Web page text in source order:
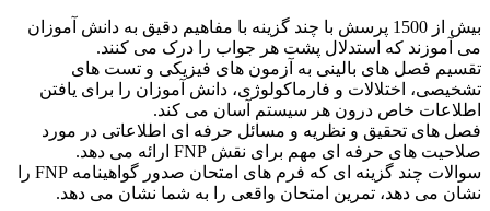
بیش از 1500 پرسش با چند گزینه با مفاهیم دقیق به دانش آموزان
می آموزند که استدلال پشت هر جواب را درک می کنند.
تقسیم فصل های بالینی به آزمون های فیزیکی و تست های
تشخیصی، اختلالات و فارماکولوژی، دانش آموزان را برای یافتن
اطلاعات خاص درون هر سیستم آسان می کند.
فصل های تحقیق و نظریه و مسائل حرفه ای اطلاعاتی در مورد
صلاحیت های حرفه ای مهم برای نقش FNP ارائه می دهد.
سوالات چند گزینه ای که فرم های امتحان صدور گواهینامه FNP را
نشان می دهد، تمرین امتحان واقعی را به شما نشان می دهد.